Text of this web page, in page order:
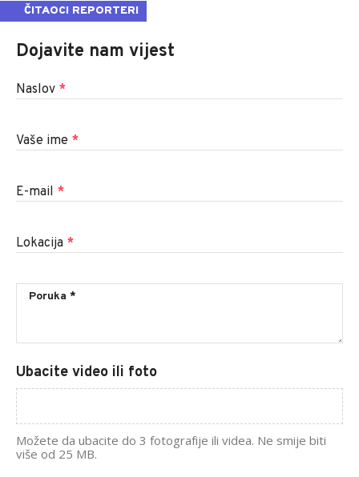
ČITAOCI REPORTERI
Dojavite nam vijest
Naslov *
Vaše ime *
E-mail *
Lokacija *
Ubacite video ili foto
Možete da ubacite do 3 fotografije ili videa. Ne smije biti
više od 25 MB.